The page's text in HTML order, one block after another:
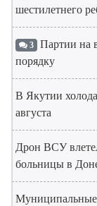
шестилетнего
3 Партии на
порядку
В Якутии
августа
Дрон ВСУ
больницы в
Муниципальные